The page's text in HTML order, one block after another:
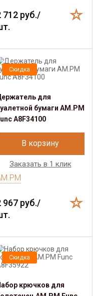
712 руб./
Скидка
для
бумаги AM.PM
A8F34100
В корзину
Заказать в 1 клик
967 руб./
Скидка
крючков для